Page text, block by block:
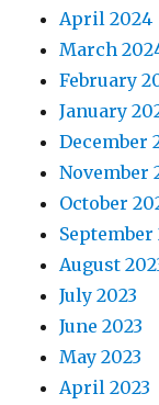
April 2024
March
February
January
December
November
October
September
August
July 2023
June 2023
May 2023
April 2023